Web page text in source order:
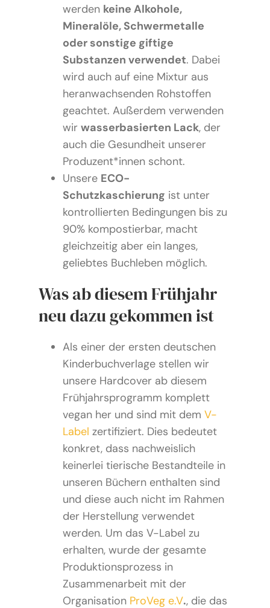
werden keine Alkohole,
Mineralöle, Schwermetalle
oder sonstige giftige
Substanzen verwendet. Dabei
wird auch auf eine Mixtur aus
heranwachsenden Rohstoffen
geachtet. Außerdem verwenden
wirwasserbasierten Lack, der
auch die Gesundheit unserer
Produzent*innen schont.
Unsere ECO-
Schutzkaschierung ist unter
kontrollierten Bedingungen bis zu
90% kompostierbar, macht
gleichzeitig aber ein langes,
geliebtes Buchleben möglich.
Was ab diesem Frühjahr
neu dazu gekommen ist
Als einer der ersten deutschen
Kinderbuchverlage stellen wir
unsere Hardcover ab diesem
Frühjahrsprogramm komplett
vegan her und sind mit demV-
Label zertifiziert. Dies bedeutet
konkret, dass nachweislich
keinerlei tierische Bestandteile in
unseren Büchern enthalten sind
und diese auch nicht im Rahmen
der Herstellung verwendet
werden. Um das V-Label zu
erhalten, wurde der gesamte
Produktionsprozess in
Zusammenarbeit mit der
Organisation ProVeg e.V., die das